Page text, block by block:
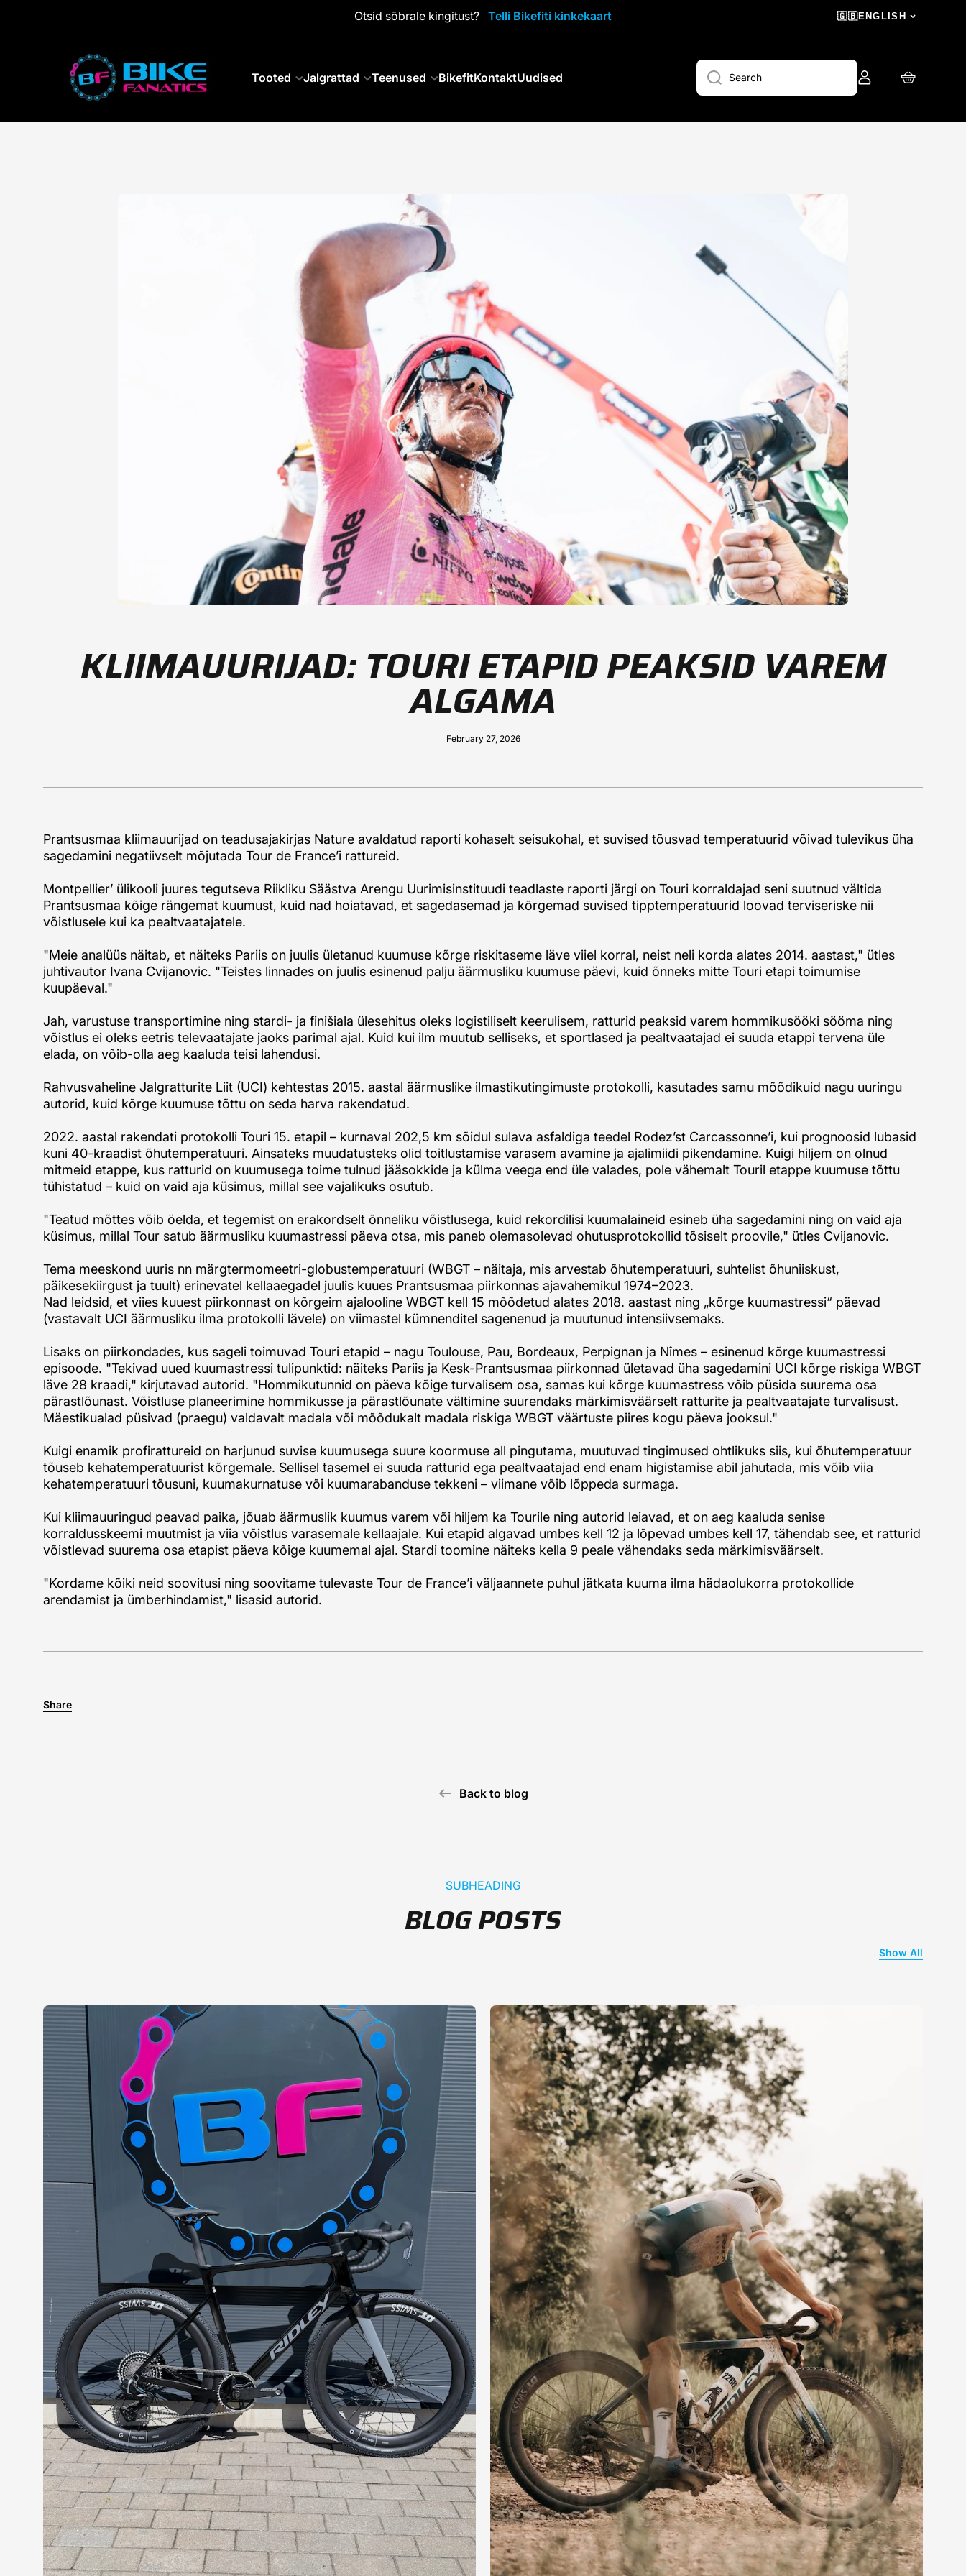
Otsid sõbrale kingitust? Telli Bikefiti kinkekaart 🇬🇧ENGLISH
Tooted Jalgrattad Teenused BikefitKontaktUudised Search
Log
in
Cart
KLIIMAUURIJAD: TOURI ETAPID PEAKSID VAREM
ALGAMA
February 27, 2026
Prantsusmaa kliimauurijad on teadusajakirjas Nature avaldatud raporti kohaselt seisukohal, et suvised tõusvad temperatuurid võivad tulevikus üha
sagedamini negatiivselt mõjutada Tour de France’i rattureid.
Montpellier’ ülikooli juures tegutseva Riikliku Säästva Arengu Uurimisinstituudi teadlaste raporti järgi on Touri korraldajad seni suutnud vältida
Prantsusmaa kõige rängemat kuumust, kuid nad hoiatavad, et sagedasemad ja kõrgemad suvised tipptemperatuurid loovad terviseriske nii
võistlusele kui ka pealtvaatajatele.
"Meie analüüs näitab, et näiteks Pariis on juulis ületanud kuumuse kõrge riskitaseme läve viiel korral, neist neli korda alates 2014. aastast," ütles
juhtivautor Ivana Cvijanovic. "Teistes linnades on juulis esinenud palju äärmusliku kuumuse päevi, kuid õnneks mitte Touri etapi toimumise
kuupäeval."
Jah, varustuse transportimine ning stardi- ja finišiala ülesehitus oleks logistiliselt keerulisem, ratturid peaksid varem hommikusööki sööma ning
võistlus ei oleks eetris televaatajate jaoks parimal ajal. Kuid kui ilm muutub selliseks, et sportlased ja pealtvaatajad ei suuda etappi tervena üle
elada, on võib-olla aeg kaaluda teisi lahendusi.
Rahvusvaheline Jalgratturite Liit (UCI) kehtestas 2015. aastal äärmuslike ilmastikutingimuste protokolli, kasutades samu mõõdikuid nagu uuringu
autorid, kuid kõrge kuumuse tõttu on seda harva rakendatud.
2022. aastal rakendati protokolli Touri 15. etapil – kurnaval 202,5 km sõidul sulava asfaldiga teedel Rodez’st Carcassonne’i, kui prognoosid lubasid
kuni 40-kraadist õhutemperatuuri. Ainsateks muudatusteks olid toitlustamise varasem avamine ja ajalimiidi pikendamine. Kuigi hiljem on olnud
mitmeid etappe, kus ratturid on kuumusega toime tulnud jääsokkide ja külma veega end üle valades, pole vähemalt Touril etappe kuumuse tõttu
tühistatud – kuid on vaid aja küsimus, millal see vajalikuks osutub.
"Teatud mõttes võib öelda, et tegemist on erakordselt õnneliku võistlusega, kuid rekordilisi kuumalaineid esineb üha sagedamini ning on vaid aja
küsimus, millal Tour satub äärmusliku kuumastressi päeva otsa, mis paneb olemasolevad ohutusprotokollid tõsiselt proovile," ütles Cvijanovic.
Tema meeskond uuris nn märgtermomeetri-globustemperatuuri (WBGT – näitaja, mis arvestab õhutemperatuuri, suhtelist õhuniiskust,
päikesekiirgust ja tuult) erinevatel kellaaegadel juulis kuues Prantsusmaa piirkonnas ajavahemikul 1974–2023.
Nad leidsid, et viies kuuest piirkonnast on kõrgeim ajalooline WBGT kell 15 mõõdetud alates 2018. aastast ning „kõrge kuumastressi“ päevad
(vastavalt UCI äärmusliku ilma protokolli lävele) on viimastel kümnenditel sagenenud ja muutunud intensiivsemaks.
Lisaks on piirkondades, kus sageli toimuvad Touri etapid – nagu Toulouse, Pau, Bordeaux, Perpignan ja Nîmes – esinenud kõrge kuumastressi
episoode. "Tekivad uued kuumastressi tulipunktid: näiteks Pariis ja Kesk-Prantsusmaa piirkonnad ületavad üha sagedamini UCI kõrge riskiga WBGT
läve 28 kraadi," kirjutavad autorid. "Hommikutunnid on päeva kõige turvalisem osa, samas kui kõrge kuumastress võib püsida suurema osa
pärastlõunast. Võistluse planeerimine hommikusse ja pärastlõunate vältimine suurendaks märkimisväärselt ratturite ja pealtvaatajate turvalisust.
Mäestikualad püsivad (praegu) valdavalt madala või mõõdukalt madala riskiga WBGT väärtuste piires kogu päeva jooksul."
Kuigi enamik profirattureid on harjunud suvise kuumusega suure koormuse all pingutama, muutuvad tingimused ohtlikuks siis, kui õhutemperatuur
tõuseb kehatemperatuurist kõrgemale. Sellisel tasemel ei suuda ratturid ega pealtvaatajad end enam higistamise abil jahutada, mis võib viia
kehatemperatuuri tõusuni, kuumakurnatuse või kuumarabanduse tekkeni – viimane võib lõppeda surmaga.
Kui kliimauuringud peavad paika, jõuab äärmuslik kuumus varem või hiljem ka Tourile ning autorid leiavad, et on aeg kaaluda senise
korraldusskeemi muutmist ja viia võistlus varasemale kellaajale. Kui etapid algavad umbes kell 12 ja lõpevad umbes kell 17, tähendab see, et ratturid
võistlevad suurema osa etapist päeva kõige kuumemal ajal. Stardi toomine näiteks kella 9 peale vähendaks seda märkimisväärselt.
"Kordame kõiki neid soovitusi ning soovitame tulevaste Tour de France’i väljaannete puhul jätkata kuuma ilma hädaolukorra protokollide
arendamist ja ümberhindamist," lisasid autorid.
Share
Back to blog
SUBHEADING
BLOG POSTS
Show All